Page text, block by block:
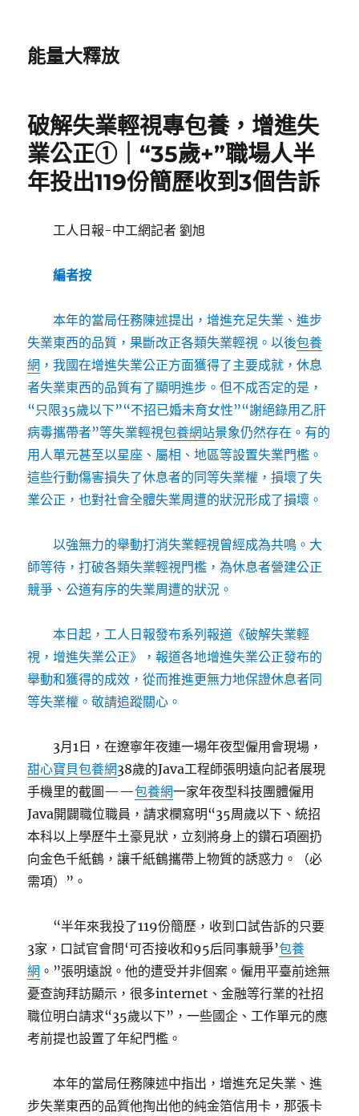
能量大釋放
破解失業輕視專包養，增進失
業公正①｜“35歲+”職場人半
年投出119份簡歷收到3個告訴
工人日報-中工網記者 劉旭
編者按
本年的當局任務陳述提出，增進充足失業、進步
失業東西的品質，果斷改正各類失業輕視。以後包養
網 ，我國在增進失業公正方面獲得了主要成就，休息
者失業東西的品質有了顯明進步。但不成否定的是，
“只限35歲以下”“不招已婚未育女性”“謝絕錄用乙肝
病毒攜帶者”等失業輕視包養網站景象仍然存在。有的
用人單元甚至以星座、屬相、地區等設置失業門檻。
這些行動傷害損失了休息者的同等失業權，損壞了失
業公正，也對社會全體失業周遭的狀況形成了損壞。
以強無力的舉動打消失業輕視曾經成為共鳴。大
師等待，打破各類失業輕視門檻，為休息者營建公正
競爭、公道有序的失業周遭的狀況。
本日起，工人日報發布系列報道《破解失業輕
視，增進失業公正》，報道各地增進失業公正發布的
舉動和獲得的成效，從而推進更無力地保證休息者同
等失業權。敬請追蹤關心。
3月1日，在遼寧年夜連一場年夜型僱用會現場，
甜心寶貝包養網38歲的Java工程師張明遠向記者展現
手機里的截圖——包養網一家年夜型科技團體僱用
Java開闢職位職員，請求欄寫明“35周歲以下、統招
本科以上學歷牛土豪見狀，立刻將身上的鑽石項圈扔
向金色千紙鶴，讓千紙鶴攜帶上物質的誘惑力。（必
需項）”。
“半年來我投了119份簡歷，收到口試告訴的只要
3家，口試官會問‘可否接收和95后同事競爭’包養
網 。”張明遠說。他的遭受并非個案。僱用平臺前途無
憂查詢拜訪顯示，很多internet、金融等行業的社招
職位明白請求“35歲以下”，一些國企、工作單元的應
考前提也設置了年紀門檻。
本年的當局任務陳述中指出，增進充足失業、進
步失業東西的品質他掏出他的純金箔信用卡，那張卡